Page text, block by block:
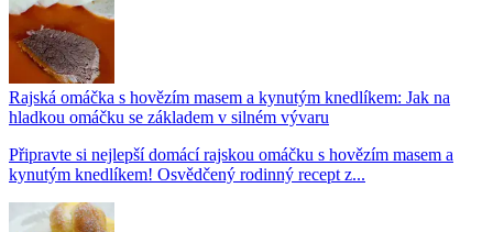
Rajská omáčka s hovězím masem a kynutým knedlíkem: Jak na
hladkou omáčku se základem v silném vývaru
Připravte si nejlepší domácí rajskou omáčku s hovězím masem a
kynutým knedlíkem! Osvědčený rodinný recept z...